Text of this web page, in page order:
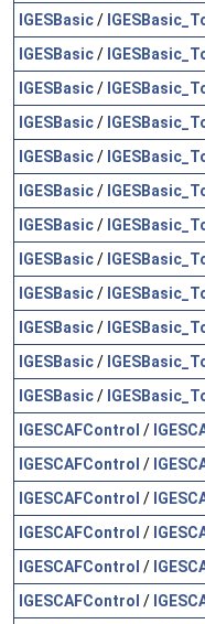
IGESBasic/
IGESBasic/
IGESBasic/
IGESBasic/
IGESBasic/
IGESBasic/
IGESBasic/
IGESBasic/
IGESBasic/
IGESBasic/
IGESBasic/
IGESBasic/
IGESCAFControl /
IGESCAFControl /
IGESCAFControl /
IGESCAFControl /
IGESCAFControl /
IGESCAFControl /